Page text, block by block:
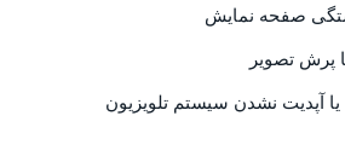
صفحه نمایش
پرش تصویر
آپدیت نشدن سیستم تلویزیون